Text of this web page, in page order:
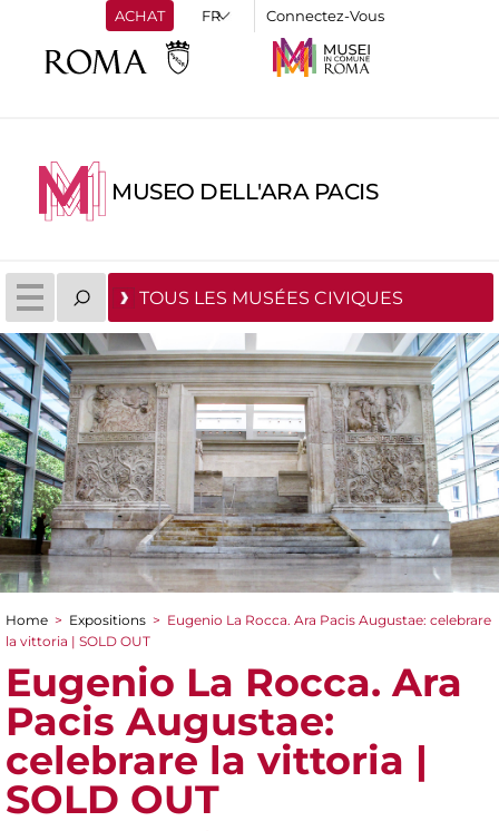
ACHAT Connectez-Vous
MUSEO DELL'ARA PACIS
TOUS LES MUSÉES CIVIQUES
You are here
Home > Expositions > Eugenio La Rocca. Ara Pacis Augustae: celebrare
la vittoria | SOLD OUT
Eugenio La Rocca. Ara
Pacis Augustae:
celebrare la vittoria |
SOLD OUT